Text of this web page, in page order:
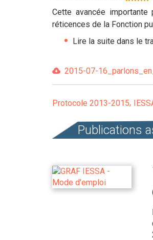
Cette avancée
réticences de la Fonction
Lire la suite dans le
2015-07-
Protocole 2013-2015
Publications